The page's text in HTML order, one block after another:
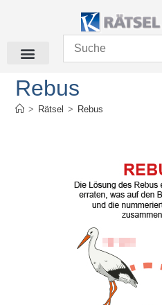
Rebus
> Rätsel > Rebus